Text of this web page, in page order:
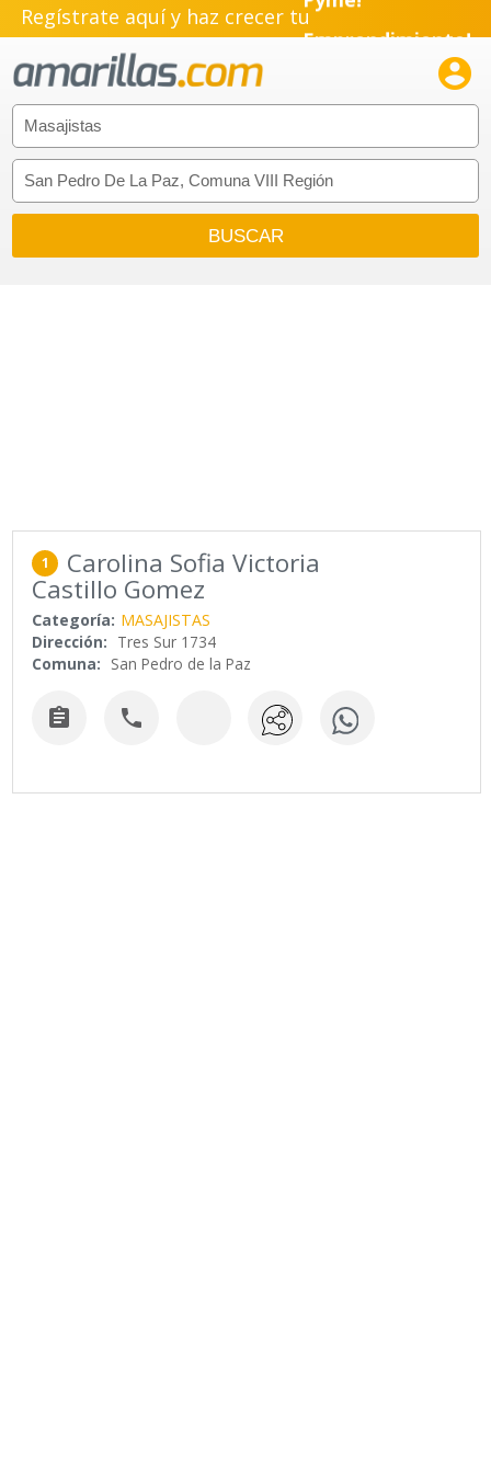
Regístrate aquí y haz crecer tuEmprendimiento!

1 Carolina Sofia Victoria
Castillo Gomez
Categoría: MASAJISTAS
Dirección: Tres Sur 1734
Comuna: San Pedro de la Paz
 